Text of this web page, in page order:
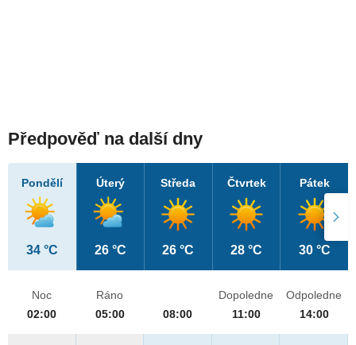
Předpověď na další dny
Pondělí
34 °C
Úterý
26 °C
Středa
26 °C
Čtvrtek
28 °C
Pátek
30 °C
Noc
02:00
Ráno
05:00
08:00
Dopoledne
11:00
Odpoledne
14:00